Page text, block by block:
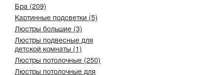
Бра (209)
Картинные подсветки (5)
Люстры большие (3)
Люстры подвесные для
детской комнаты (1)
Люстры потолочные (250)
Люстры потолочные для